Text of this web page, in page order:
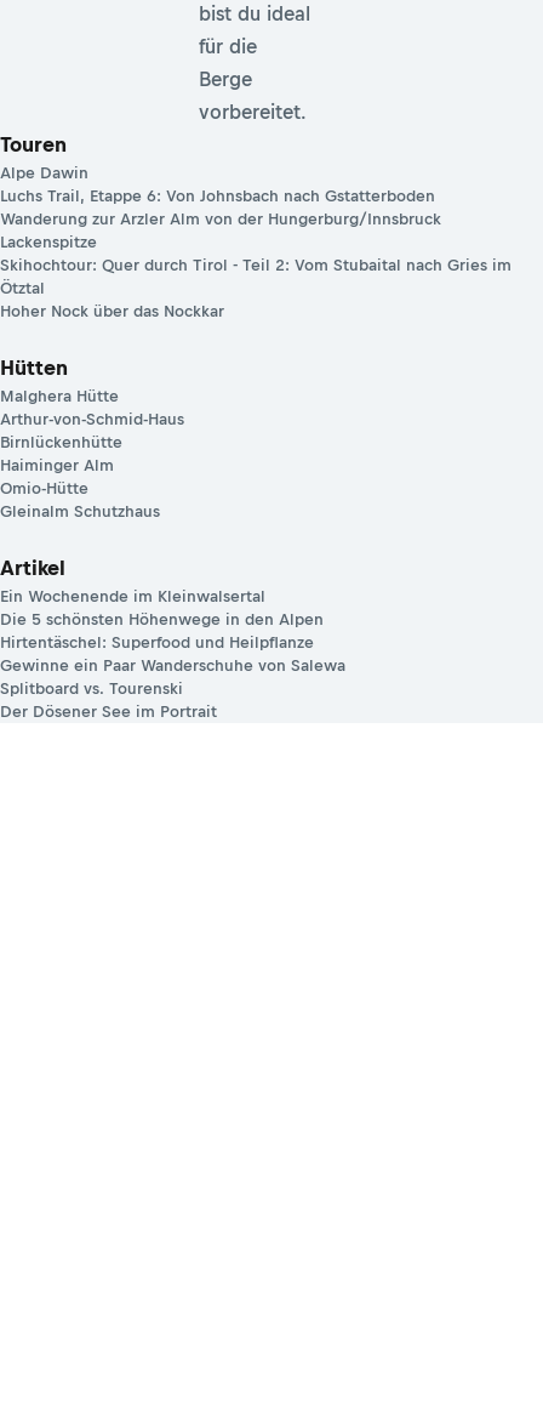
bist du ideal
für die
Berge
vorbereitet.
Touren
Alpe Dawin
Luchs Trail, Etappe 6: Von Johnsbach nach Gstatterboden
Wanderung zur Arzler Alm von der Hungerburg/Innsbruck
Lackenspitze
Skihochtour: Quer durch Tirol - Teil 2: Vom Stubaital nach Gries im
Ötztal
Hoher Nock über das Nockkar
Hütten
Malghera Hütte
Arthur-von-Schmid-Haus
Birnlückenhütte
Haiminger Alm
Omio-Hütte
Gleinalm Schutzhaus
Artikel
Ein Wochenende im Kleinwalsertal
Die 5 schönsten Höhenwege in den Alpen
Hirtentäschel: Superfood und Heilpflanze
Gewinne ein Paar Wanderschuhe von Salewa
Splitboard vs. Tourenski
Der Dösener See im Portrait